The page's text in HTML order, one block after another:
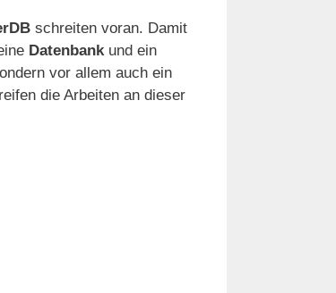
schreiten voran. Damit
Datenbankund ein
vor allem auch ein
die Arbeiten an dieser